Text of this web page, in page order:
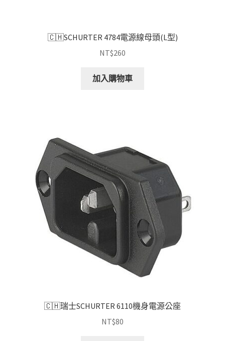
🇨🇭SCHURTER 4784電源線母頭(L型)
NT$260
加入購物車
🇨🇭瑞士SCHURTER 6110機身電源公座
NT$80